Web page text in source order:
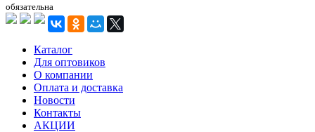
обязательна
Каталог
Для оптовиков
О компании
Оплата и доставка
Новости
Контакты
АКЦИИ